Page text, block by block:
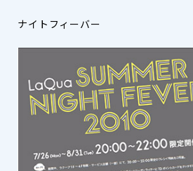
ナイトフィーバー